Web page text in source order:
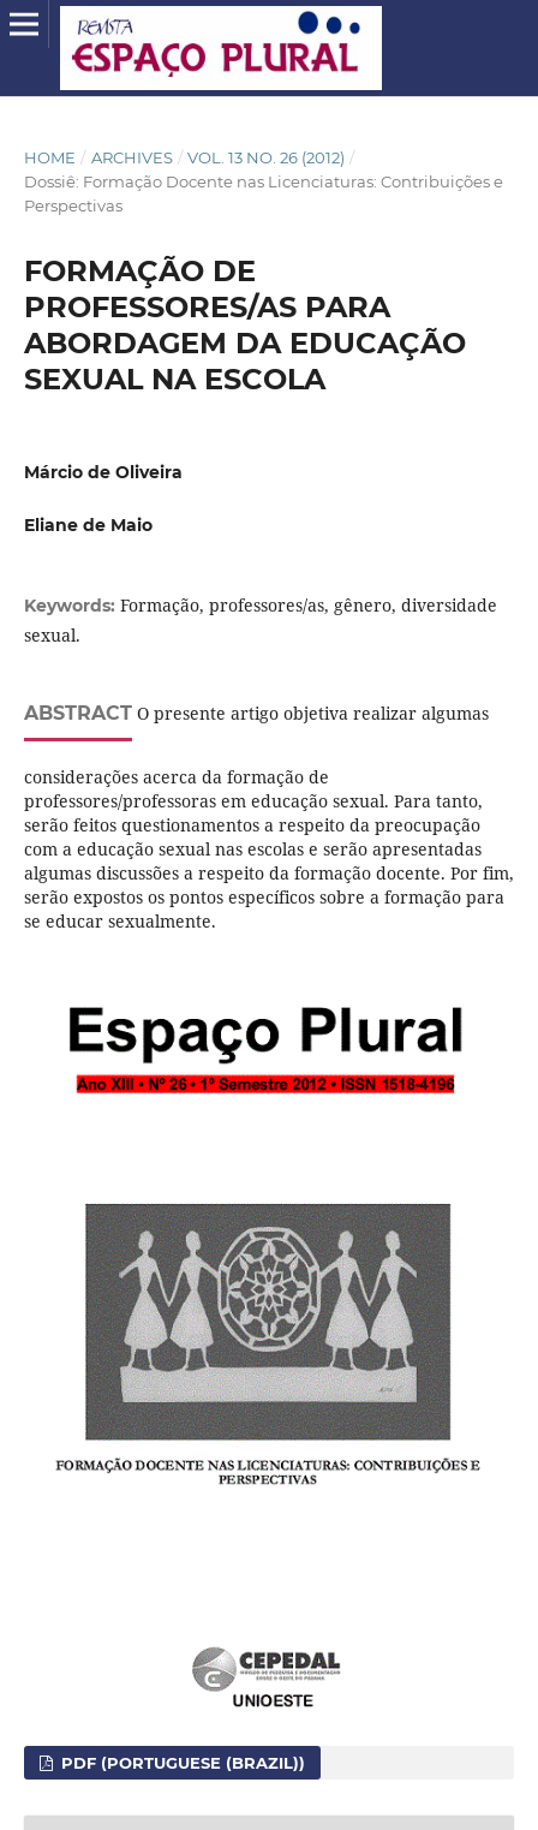
HOME / ARCHIVES / VOL. 13 NO. 26 (2012) /
Dossiê: Formação Docente nas Licenciaturas: Contribuições e
Perspectivas
FORMAÇÃO DE
PROFESSORES/AS PARA
ABORDAGEM DA EDUCAÇÃO
SEXUAL NA ESCOLA
Márcio de Oliveira
Eliane de Maio
Keywords: Formação, professores/as, gênero, diversidade
sexual.
ABSTRACTO presente artigo objetiva realizar algumas
considerações acerca da formação de
professores/professoras em educação sexual. Para tanto,
serão feitos questionamentos a respeito da preocupação
com a educação sexual nas escolas e serão apresentadas
algumas discussões a respeito da formação docente. Por fim,
serão expostos os pontos específicos sobre a formação para
se educar sexualmente.
PDF (PORTUGUESE (BRAZIL))